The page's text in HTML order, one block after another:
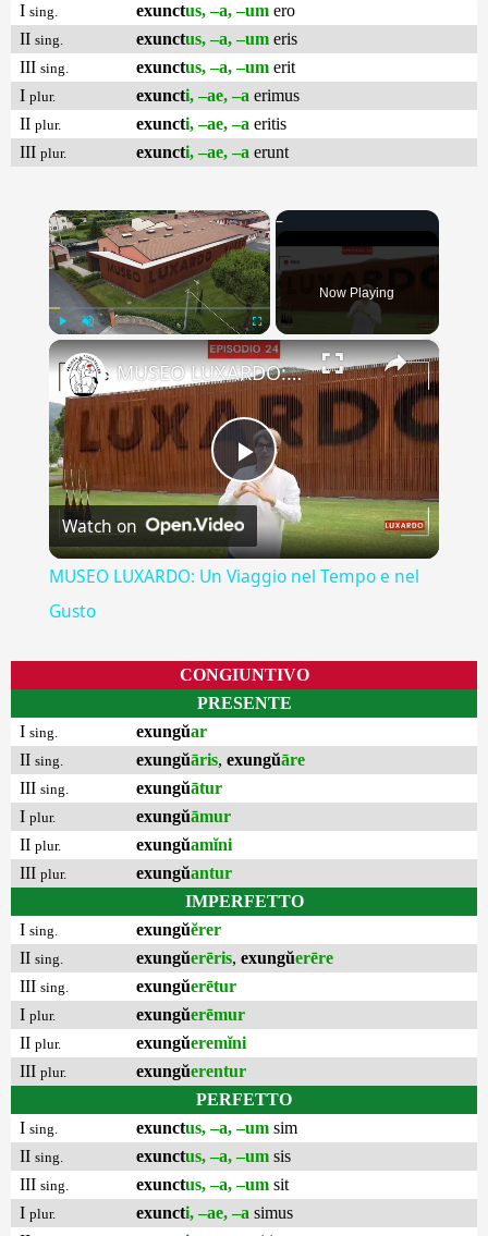
I sing. exunctus, –a, –um ero
II sing. exunctus, –a, –um eris
III sing. exunctus, –a, –um erit
I plur. exuncti, –ae, –a erimus
II plur. exuncti, –ae, –a eritis
III plur. exuncti, –ae, –a erunt
×
Fullscreen
Now Playing
×
Play
Video
MUSEO LUXARDO: Un Viaggio nel Tempo e nel Gusto
Watch on
MUSEO LUXARDO: Un Viaggio nel Tempo e nel
Gusto
CONGIUNTIVO
PRESENTE
I sing. exungŭar
II sing. exungŭāris, exungŭāre
III sing. exungŭātur
I plur. exungŭāmur
II plur. exungŭamĭni
III plur. exungŭantur
IMPERFETTO
I sing. exungŭĕrer
II sing. exungŭerēris, exungŭerēre
III sing. exungŭerētur
I plur. exungŭerēmur
II plur. exungŭeremĭni
III plur. exungŭerentur
PERFETTO
I sing. exunctus, –a, –um sim
II sing. exunctus, –a, –um sis
III sing. exunctus, –a, –um sit
I plur. exuncti, –ae, –a simus